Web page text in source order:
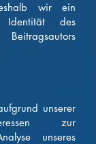
wir ein
des
unserer
zur
unseres